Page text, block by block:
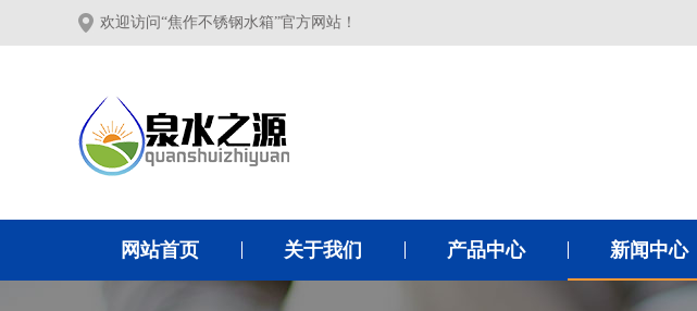
欢迎访问“焦作不锈钢水箱”官方网站！
网站首页 关于我们 产品中心 新闻中心